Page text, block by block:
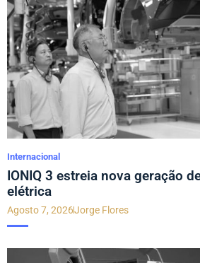
Internacional
IONIQ 3 estreia nova geração
elétrica
Agosto 7, 2026Jorge Flores